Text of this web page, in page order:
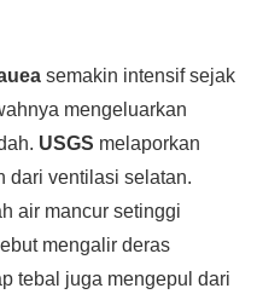
semakin intensif sejak
mengeluarkan
USGS melaporkan
dari ventilasi selatan.
air mancur setinggi
mengalir deras
tebal juga mengepul dari